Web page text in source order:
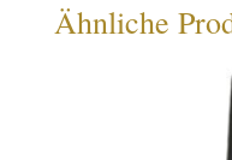
Ähnliche